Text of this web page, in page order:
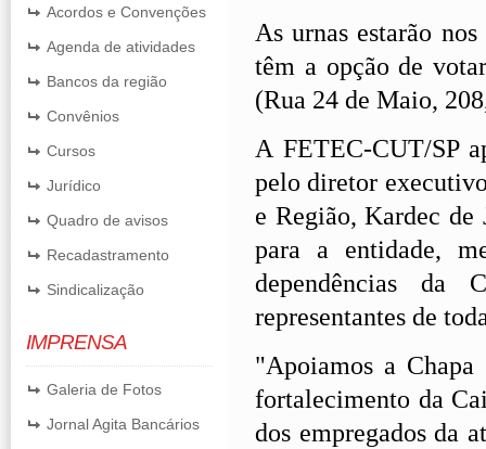
Acordos e Convenções
Agenda de atividades
Bancos da região
Convênios
Cursos
Jurídico
Quadro de avisos
Recadastramento
Sindicalização
IMPRENSA
Galeria de Fotos
Jornal Agita Bancários
As urnas estarão
têm a opção de
(Rua 24 de Maio,
A FETEC-CUT/SP
pelo diretor
e Região, Kardec de
para a entidade,
dependências
representantes de
"Apoiamos a
fortalecimento da
dos empregados da